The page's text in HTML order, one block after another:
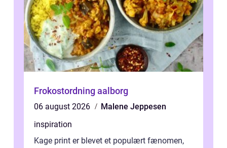
Frokostordning aalborg
06 august 2026
Malene Jeppesen
inspiration
Kage print er blevet et populært fænomen,